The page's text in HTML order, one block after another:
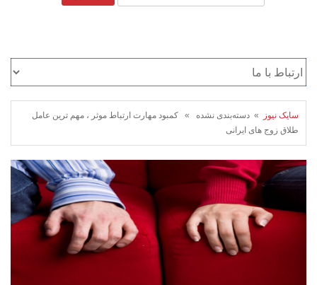
برای:
سایک نیوز
» دسته‌بندی نشده » کمبود مهارت ارتباط موثر ، مهم ترین عامل
طلاق زوج های ایرانی